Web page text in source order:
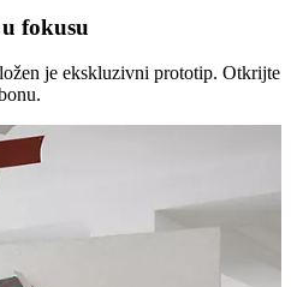
fokusu
je ekskluzivni prototip. Otkrijte